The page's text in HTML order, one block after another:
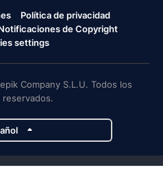
Política de privacidad
de Copyright
settings
Company S.L.U. Todos los